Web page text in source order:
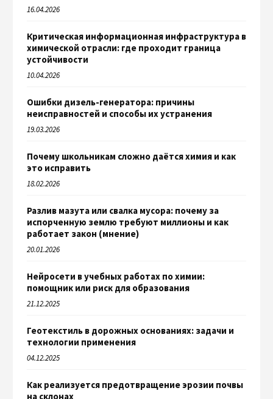
16.04.2026
Критическая информационная инфраструктура в
химической отрасли: где проходит граница
устойчивости
10.04.2026
Ошибки дизель-генератора: причины
неисправностей и способы их устранения
19.03.2026
Почему школьникам сложно даётся химия и как
это исправить
18.02.2026
Разлив мазута или свалка мусора: почему за
испорченную землю требуют миллионы и как
работает закон (мнение)
20.01.2026
Нейросети в учебных работах по химии:
помощник или риск для образования
21.12.2025
Геотекстиль в дорожных основаниях: задачи и
технологии применения
04.12.2025
Как реализуется предотвращение эрозии почвы
на склонах